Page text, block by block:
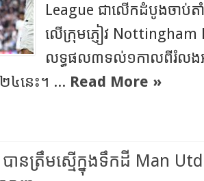
League ជាលើកដំបូងចាប់
លើក្រុមភ្ញៀវ Nottingham
លទ្ធផល៣ទល់១កាលពីរំលងអ
៤នេះ។ ... Read More »
ានត្រឹមស្មើក្នុងទឹកដី Man Utd